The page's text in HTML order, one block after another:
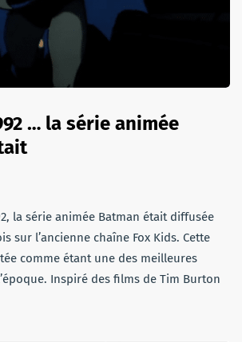
… la série animée
la série animée Batman était diffusée
sur l’ancienne chaîne Fox Kids. Cette
comme étant une des meilleures
Inspiré des films de Tim Burton